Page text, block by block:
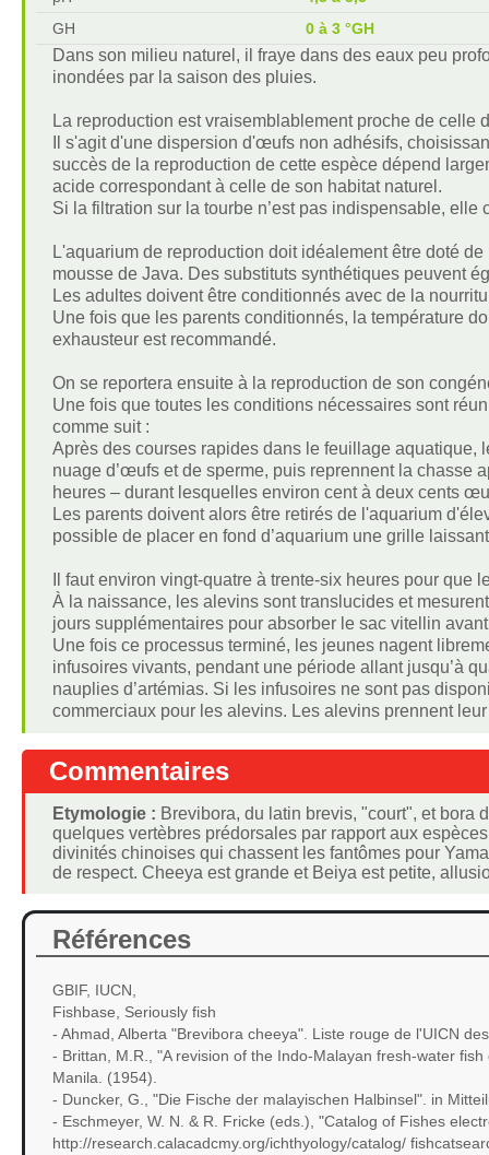
GH
0 à 3 °GH
Dans son milieu naturel, il fraye dans des eaux peu
inondées par la saison des pluies.
La reproduction est vraisemblablement proche de celle
Il s'agit d'une dispersion d'œufs non adhésifs,
succès de la reproduction de cette espèce dépend
acide correspondant à celle de son habitat naturel.
Si la filtration sur la tourbe n’est pas indispensable,
L'aquarium de reproduction doit idéalement être doté
mousse de Java. Des substituts synthétiques peuvent
Les adultes doivent être conditionnés avec de la
Une fois que les parents conditionnés, la température
exhausteur est recommandé.
On se reportera ensuite à la reproduction de son
Une fois que toutes les conditions nécessaires sont
comme suit :
Après des courses rapides dans le feuillage aquatique,
nuage d’œufs et de sperme, puis reprennent la chasse
heures – durant lesquelles environ cent à deux cents
Les parents doivent alors être retirés de l'aquarium
possible de placer en fond d’aquarium une grille
Il faut environ vingt-quatre à trente-six heures pour
À la naissance, les alevins sont translucides et
jours supplémentaires pour absorber le sac vitellin
Une fois ce processus terminé, les jeunes nagent
infusoires vivants, pendant une période allant jusqu’à
nauplies d’artémias. Si les infusoires ne sont pas
commerciaux pour les alevins. Les alevins prennent
Commentaires
Etymologie : Brevibora, du latin brevis, "court", et bora
quelques vertèbres prédorsales par rapport aux
divinités chinoises qui chassent les fantômes pour
de respect. Cheeya est grande et Beiya est petite,
Références
GBIF, IUCN,
Fishbase, Seriously fish
- Ahmad, Alberta "Brevibora cheeya". Liste rouge de l'UICN
- Brittan, M.R., "A revision of the Indo-Malayan fresh-water
Manila. (1954).
- Duncker, G., "Die Fische der malayischen Halbinsel". in
- Eschmeyer, W. N. & R. Fricke (eds.), "Catalog of Fishes
http://research.calacadcmy.org/ichthyology/catalog/